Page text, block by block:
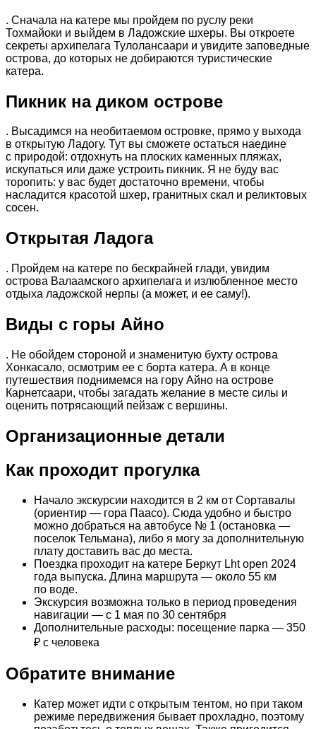
. Сначала на катере мы пройдем по руслу реки
Тохмайоки и выйдем в Ладожские шхеры. Вы откроете
секреты архипелага Тулолансаари и увидите заповедные
острова, до которых не добираются туристические
катера.
Пикник на диком острове
. Высадимся на необитаемом островке, прямо у выхода
в открытую Ладогу. Тут вы сможете остаться наедине
с природой: отдохнуть на плоских каменных пляжах,
искупаться или даже устроить пикник. Я не буду вас
торопить: у вас будет достаточно времени, чтобы
насладится красотой шхер, гранитных скал и реликтовых
сосен.
Открытая Ладога
. Пройдем на катере по бескрайней глади, увидим
острова Валаамского архипелага и излюбленное место
отдыха ладожской нерпы (а может, и ее саму!).
Виды с горы Айно
. Не обойдем стороной и знаменитую бухту острова
Хонкасало, осмотрим ее с борта катера. А в конце
путешествия поднимемся на гору Айно на острове
Карнетсаари, чтобы загадать желание в месте силы и
оценить потрясающий пейзаж с вершины.
Организационные детали
Как проходит прогулка
Начало экскурсии находится в 2 км от Сортавалы
(ориентир — гора Паасо). Сюда удобно и быстро
можно добраться на автобусе № 1 (остановка —
поселок Тельмана), либо я могу за дополнительную
плату доставить вас до места.
Поездка проходит на катере Беркут Lht open 2024
года выпуска. Длина маршрута — около 55 км
по воде.
Экскурсия возможна только в период проведения
навигации — с 1 мая по 30 сентября
Дополнительные расходы: посещение парка — 350
₽ с человека
Обратите внимание
Катер может идти с открытым тентом, но при таком
режиме передвижения бывает прохладно, поэтому